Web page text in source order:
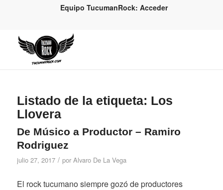
Equipo TucumanRock: Acceder
Listado de la etiqueta: Los
Llovera
De Músico a Productor – Ramiro
Rodriguez
julio 27, 2017 / por Alvaro De La Vega
El rock tucumano siempre gozó de productores